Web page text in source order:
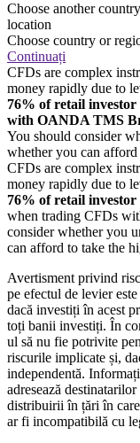
Choose another
location
Choose country or
Continuați
CFDs are complex
money rapidly due to
76% of retail investor
with OANDA TMS
You should consider
whether you can
CFDs are complex
money rapidly due to
76% of retail investor
when trading CFDs
consider whether you
can afford to take the
Avertisment privind
pe efectul de levier
dacă investiți în acest
toți banii investiți. În
ul să nu fie potrivite
riscurile implicate și,
independentă.
adresează
distribuirii în țări în
ar fi incompatibilă cu